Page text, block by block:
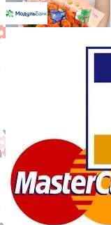
сравнить
Букет из оранжевых
#R00482